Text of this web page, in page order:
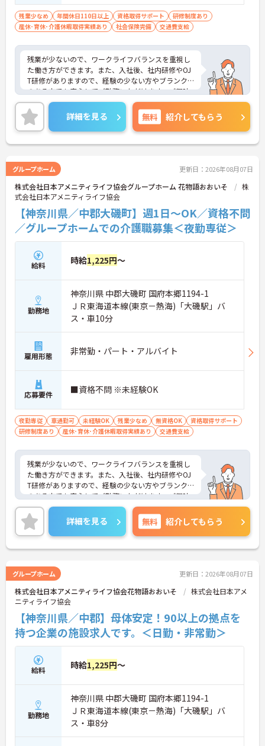
残業少なめ 年間休日110日以上 資格取得サポート
研修制度あり
産休･育休･介護休暇取得実績あり
社会保険完備 交通費支給
残業が少ないので、ワークライフバランスを重視し
た働き方ができます。また、入社後、社内研修やOJ
T研修がありますので、経験の少ない方やブランク
のある方でも安心してご勤務いただけます。ご興味
ある方には、面接のポイントなど、さらに詳細をお
話致しますのでお気軽にご相談ください。
利用者様には「安全・安心・清潔をベースに笑顔の
ある生活」の提供を目指し、働くスタッフが「職場
いる」と実感できる環境づくりに取り組んでいま
す。
詳細を見る 無料 紹介してもらう
グループホーム 更新日：2026年08月07日
株式会社日本アメニティライフ協会グループホーム 花物語おおいそ
株
式会社日本アメニティライフ協会
【神奈川県／中郡大磯町】週1日～OK／資格不問
／グループホームでの介護職募集＜夜勤専従＞
給料 時給1,225円～
勤務地
神奈川県 中郡大磯町 国府本郷1194-1
ＪＲ東海道本線(東京－熱海)「大磯駅」バ
ス・車10分
雇用形態 非常勤・パート・アルバイト
応募要件 ■資格不問 ※未経験OK
夜勤専従 車通勤可 未経験OK 残業少なめ 無資格OK
資格取得サポート
研修制度あり
産休･育休･介護休暇取得実績あり 交通費支給
残業が少ないので、ワークライフバランスを重視し
た働き方ができます。また、入社後、社内研修やOJ
T研修がありますので、経験の少ない方やブランク
のある方でも安心してご勤務いただけます。ご興味
ある方には、面接のポイントなど、さらに詳細をお
話致しますのでお気軽にご相談ください。
詳細を見る 無料 紹介してもらう
グループホーム 更新日：2026年08月07日
株式会社日本アメニティライフ協会花物語おおいそ
株式会社日本アメ
ニティライフ協会
【神奈川県／中郡】母体安定！90以上の拠点を
持つ企業の施設求人です。＜日勤・非常勤＞
給料 時給1,225円～
勤務地
神奈川県 中郡大磯町 国府本郷1194-1
ＪＲ東海道本線(東京－熱海)「大磯駅」バ
ス・車8分